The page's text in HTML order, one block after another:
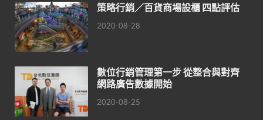
策略行銷／百貨商場設櫃 四點評估
2020-08-28
數位行銷管理第一步 從整合與對齊
網路廣告數據開始
2020-08-25